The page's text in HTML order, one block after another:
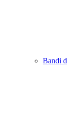
Bandi